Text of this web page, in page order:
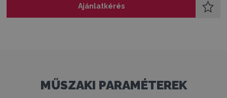
Ajánlatkérés
MŰSZAKI PARAMÉTEREK